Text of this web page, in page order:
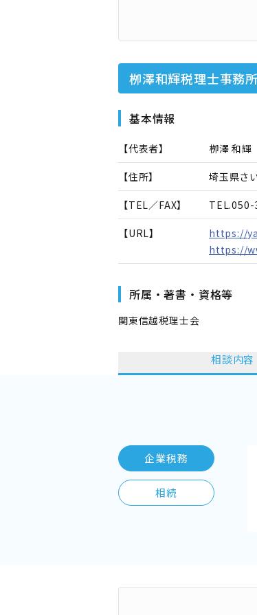
栁澤和輝税理士事務所
基本情報
【代表者】 栁澤 和輝
【住所】 埼玉県さ
【TEL／FAX】 TEL.050-
【URL】
https://
https://
所属・著書・資格等
関東信越税理士会
相談内容
企業税務
相続